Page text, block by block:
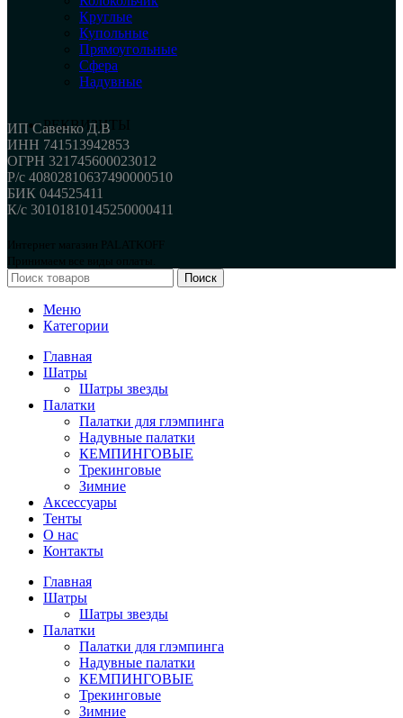
Круглые
Купольные
Прямоугольные
Сфера
Надувные
РЕКВИЗИТЫ
ИП Савенко Д.В
ИНН 741513942853
ОГРН 321745600023012
Р/с 40802810637490000510
БИК 044525411
К/с 30101810145250000411
Интернет магазин PALATKOFF
Принимаем все виды оплаты.
Поиск
Меню
Категории
Главная
Шатры
Шатры звезды
Палатки
Палатки для глэмпинга
Надувные палатки
КЕМПИНГОВЫЕ
Трекинговые
Зимние
Аксессуары
Тенты
О нас
Контакты
Главная
Шатры
Шатры звезды
Палатки
Палатки для глэмпинга
Надувные палатки
КЕМПИНГОВЫЕ
Трекинговые
Зимние